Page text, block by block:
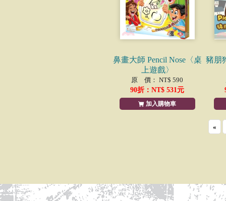
鼻畫大師 Pencil Nose〈桌
上遊戲〉
原 價： NT$ 590
90折：NT$531元
加入購物車
豬朋
«